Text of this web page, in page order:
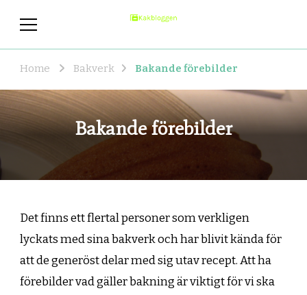
Home Bakverk Bakande förebilder
Bakande förebilder
Det finns ett flertal personer som verkligen
lyckats med sina bakverk och har blivit kända för
att de generöst delar med sig utav recept. Att ha
förebilder vad gäller bakning är viktigt för vi ska